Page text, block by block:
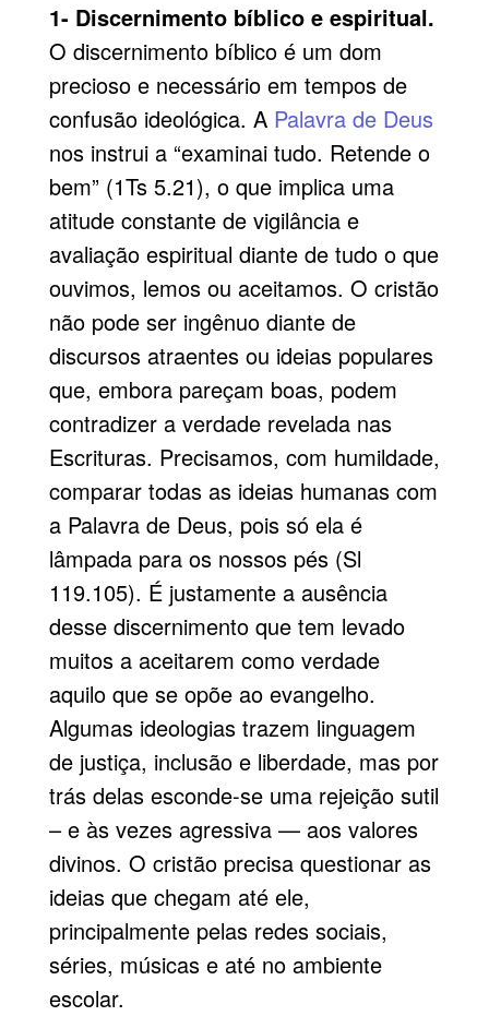
1- Discernimento bíblico e espiritual.
O discernimento bíblico é um dom
precioso e necessário em tempos de
confusão ideológica. A Palavra de Deus
nos instrui a “examinai tudo. Retende o
bem” (1Ts 5.21), o que implica uma
atitude constante de vigilância e
avaliação espiritual diante de tudo o que
ouvimos, lemos ou aceitamos. O cristão
não pode ser ingênuo diante de
discursos atraentes ou ideias populares
que, embora pareçam boas, podem
contradizer a verdade revelada nas
Escrituras. Precisamos, com humildade,
comparar todas as ideias humanas com
a Palavra de Deus, pois só ela é
lâmpada para os nossos pés (Sl
119.105). É justamente a ausência
desse discernimento que tem levado
muitos a aceitarem como verdade
aquilo que se opõe ao evangelho.
Algumas ideologias trazem linguagem
de justiça, inclusão e liberdade, mas por
trás delas esconde-se uma rejeição sutil
– e às vezes agressiva — aos valores
divinos. O cristão precisa questionar as
ideias que chegam até ele,
principalmente pelas redes sociais,
séries, músicas e até no ambiente
escolar.